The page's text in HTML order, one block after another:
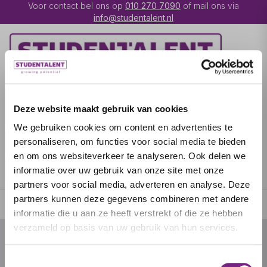
Deze website maakt gebruik van cookies
We gebruiken cookies om content en advertenties te
personaliseren, om functies voor social media te bieden
en om ons websiteverkeer te analyseren. Ook delen we
informatie over uw gebruik van onze site met onze
partners voor social media, adverteren en analyse. Deze
partners kunnen deze gegevens combineren met andere
informatie die u aan ze heeft verstrekt of die ze hebben
verzameld op basis van uw gebruik van hun services.
Voor contact bel ons op 010 270 7090 of mail ons via
info@studentalent.nl
UITZENDKRACHT
IK BEN WERKGEVER OVER STUDENTALENT
SPECIALISATIES